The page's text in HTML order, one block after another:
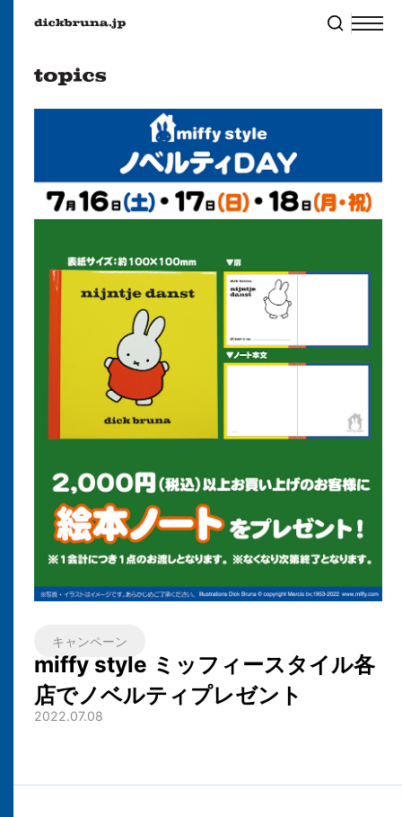
キャンペーン
miffy style ミッフィースタイル各
店でノベルティプレゼント
2022.07.08